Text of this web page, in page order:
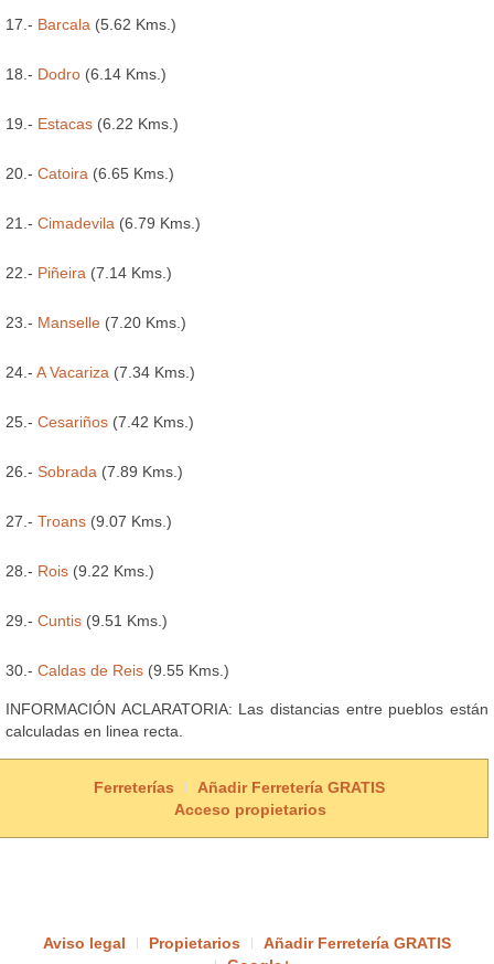
17.- Barcala (5.62 Kms.)
18.- Dodro (6.14 Kms.)
19.- Estacas (6.22 Kms.)
20.- Catoira (6.65 Kms.)
21.- Cimadevila (6.79 Kms.)
22.- Piñeira (7.14 Kms.)
23.- Manselle (7.20 Kms.)
24.- A Vacariza (7.34 Kms.)
25.- Cesariños (7.42 Kms.)
26.- Sobrada (7.89 Kms.)
27.- Troans (9.07 Kms.)
28.- Rois (9.22 Kms.)
29.- Cuntis (9.51 Kms.)
30.- Caldas de Reis (9.55 Kms.)
INFORMACIÓN ACLARATORIA: Las distancias entre pueblos están
calculadas en linea recta.
Ferreterías
Añadir Ferretería GRATIS
Acceso propietarios
Aviso legal Propietarios
Añadir Ferretería GRATIS